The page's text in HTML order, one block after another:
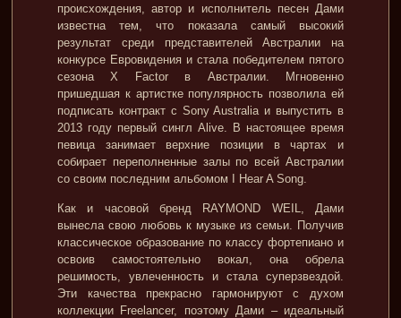
происхождения, автор и исполнитель песен Дами
известна тем, что показала самый высокий
результат среди представителей Австралии на
конкурсе Евровидения и стала победителем пятого
сезона X Factor в Австралии. Мгновенно
пришедшая к артистке популярность позволила ей
подписать контракт с Sony Australia и выпустить в
2013 году первый сингл Alive. В настоящее время
певица занимает верхние позиции в чартах и
собирает переполненные залы по всей Австралии
со своим последним альбомом I Hear A Song.
Как и часовой бренд RAYMOND WEIL, Дами
вынесла свою любовь к музыке из семьи. Получив
классическое образование по классу фортепиано и
освоив самостоятельно вокал, она обрела
решимость, увлеченность и стала суперзвездой.
Эти качества прекрасно гармонируют с духом
коллекции Freelancer, поэтому Дами – идеальный